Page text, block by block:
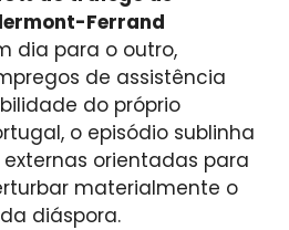
Ferrand
dia para o outro,
de assistência
do próprio
o episódio sublinha
orientadas para
materialmente o
diáspora.